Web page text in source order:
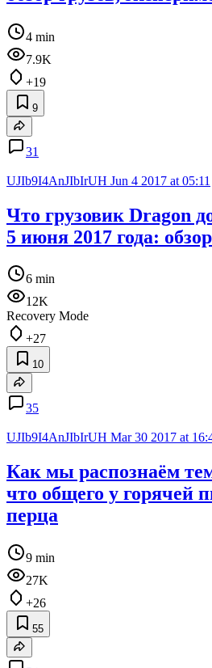
4 min
7.9K
+19
9
31
UJIb9I4AnJIbIrUH Jun 4 2017 at 05:11
Что грузовик Dragon
5 июня 2017 года:
6 min
12K
Recovery Mode
+27
10
35
UJIb9I4AnJIbIrUH Mar 30 2017 at
Как мы распознаём
что общего у горячей
перца
9 min
27K
+26
55